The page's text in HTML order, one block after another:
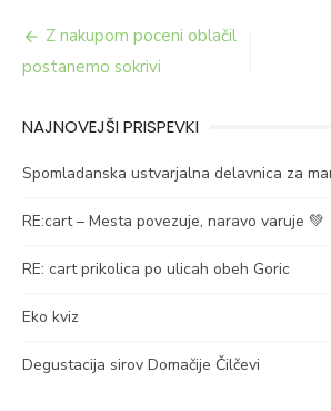
Navigacija
prispevka
Z nakupom poceni oblačil
postanemo sokrivi
NAJNOVEJŠI PRISPEVKI
Spomladanska ustvarjalna delavnica za
RE:cart – Mesta povezuje, naravo varuje 💚
RE: cart prikolica po ulicah obeh Goric
Eko kviz
Degustacija sirov Domačije Čilčevi